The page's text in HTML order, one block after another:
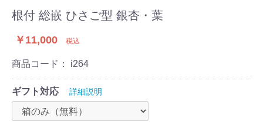
根付 総嵌 ひさご型 銀杏・葉
￥11,000 税込
商品コード： i264
ギフト対応 詳細説明